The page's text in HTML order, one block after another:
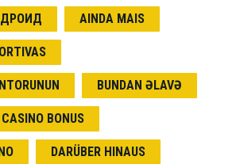
AINDA MAIS
BUNDAN ƏLAVƏ
CASINO BONUS
DARÜBER HINAUS